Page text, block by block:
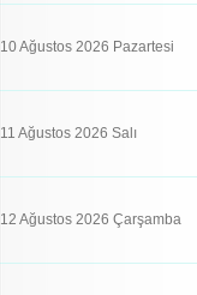
10 Ağustos 2026 Pazartesi
11 Ağustos 2026 Salı
12 Ağustos 2026 Çarşamba